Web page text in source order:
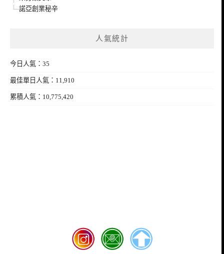
諾亞創業秘辛
人氣統計
今日人氣：35
最佳單日人氣：11,910
累積人氣：10,775,420